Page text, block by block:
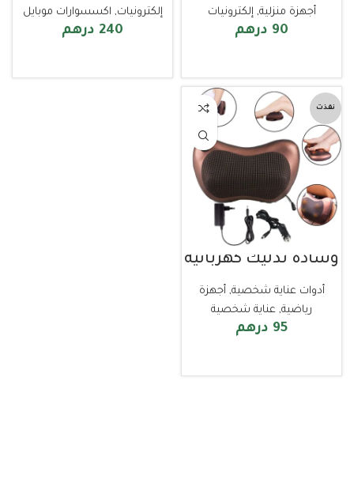
أجهزة منزلية, إلكترونيات
90 درهم
إلكترونيات, اكسسوارات موبايل
240 درهم
نفذت
وسادة تدليك كهربائية
أدوات عناية شخصية, أجهزة
رياضية, عناية شخصية
95 درهم